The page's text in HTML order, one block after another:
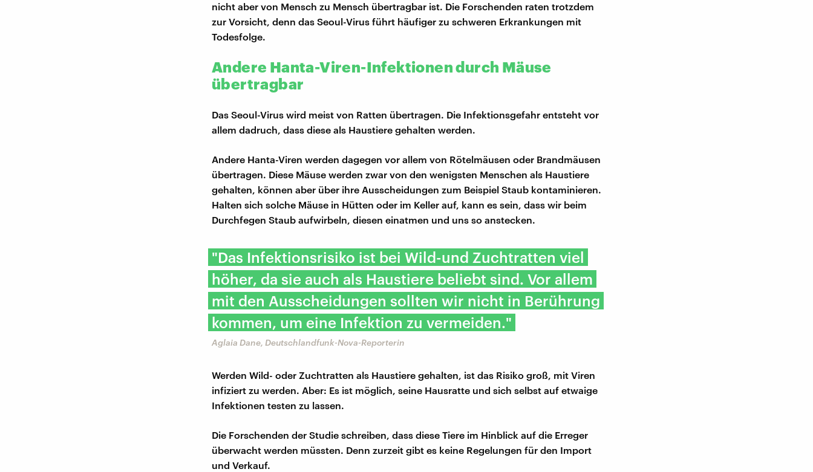
nicht aber von Mensch zu Mensch übertragbar ist. Die Forschenden raten trotzdem
zur Vorsicht, denn das Seoul-Virus führt häufiger zu schweren Erkrankungen mit
Todesfolge.
Andere Hanta-Viren-Infektionen durch Mäuse
übertragbar
Das Seoul-Virus wird meist von Ratten übertragen. Die Infektionsgefahr entsteht vor
allem dadruch, dass diese als Haustiere gehalten werden.
Andere Hanta-Viren werden dagegen vor allem von Rötelmäusen oder Brandmäusen
übertragen. Diese Mäuse werden zwar von den wenigsten Menschen als Haustiere
gehalten, können aber über ihre Ausscheidungen zum Beispiel Staub kontaminieren.
Halten sich solche Mäuse in Hütten oder im Keller auf, kann es sein, dass wir beim
Durchfegen Staub aufwirbeln, diesen einatmen und uns so anstecken.
"Das Infektionsrisiko ist bei Wild-und Zuchtratten viel
höher, da sie auch als Haustiere beliebt sind. Vor allem
mit den Ausscheidungen sollten wir nicht in Berührung
kommen, um eine Infektion zu vermeiden."
Aglaia Dane, Deutschlandfunk-Nova-Reporterin
Werden Wild- oder Zuchtratten als Haustiere gehalten, ist das Risiko groß, mit Viren
infiziert zu werden. Aber: Es ist möglich, seine Hausratte und sich selbst auf etwaige
Infektionen testen zu lassen.
Die Forschenden der Studie schreiben, dass diese Tiere im Hinblick auf die Erreger
überwacht werden müssten. Denn zurzeit gibt es keine Regelungen für den Import
und Verkauf.